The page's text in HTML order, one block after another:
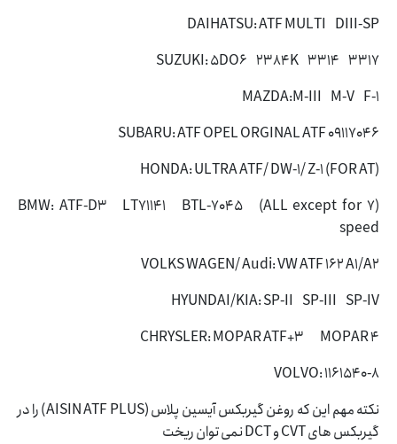
DAIHATSU: ATF MULTI DIII-SP
SUZUKI: 5DO6 2384K 3314 3317
MAZDA:M-III M-V F-1
SUBARU: ATF OPEL ORGINAL ATF 09117046
(HONDA: ULTRA ATF/ DW-1/ Z-1 (FOR AT
(BMW: ATF-D3 LT71141 BTL-7045 (ALL except for 7
speed
VOLKS WAGEN/ Audi: VW ATF 162 A1/A2
HYUNDAI/KIA: SP-II SP-III SP-IV
CHRYSLER: MOPAR ATF+3 MOPAR 4
VOLVO: 1161540-8
نکته مهم این که روغن گیربکس آیسین پلاس (AISIN ATF PLUS) را در
گیربکس های CVT و DCT نمی توان ریخت